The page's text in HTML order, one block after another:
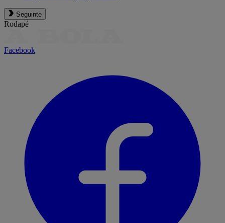
Seguinte
Rodapé
Facebook